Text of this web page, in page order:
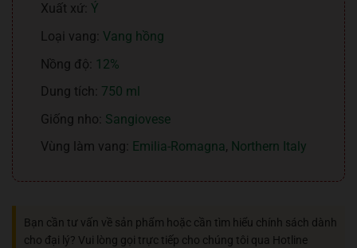
Xuất xứ: Ý
Loại vang: Vang hồng
Nồng độ: 12%
Dung tích: 750 ml
Giống nho: Sangiovese
Vùng làm vang:
Emilia-Romagna, Northern Italy
Bạn cần tư vấn về sản phẩm hoặc cần tìm hiểu chính sách dành
cho đại lý? Vui lòng gọi trực tiếp cho chúng tôi qua Hotline